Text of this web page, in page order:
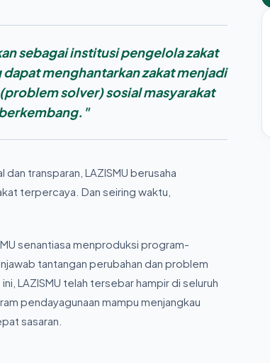
sebagai institusi pengelola zakat
menghantarkan zakat menjadi
solver) sosial masyarakat
transparan, LAZISMU berusaha
terpercaya. Dan seiring waktu,
senantiasa menproduksi program-
tantangan perubahan dan problem
LAZISMU telah tersebar hampir di seluruh
pendayagunaan mampu menjangkau
sasaran.